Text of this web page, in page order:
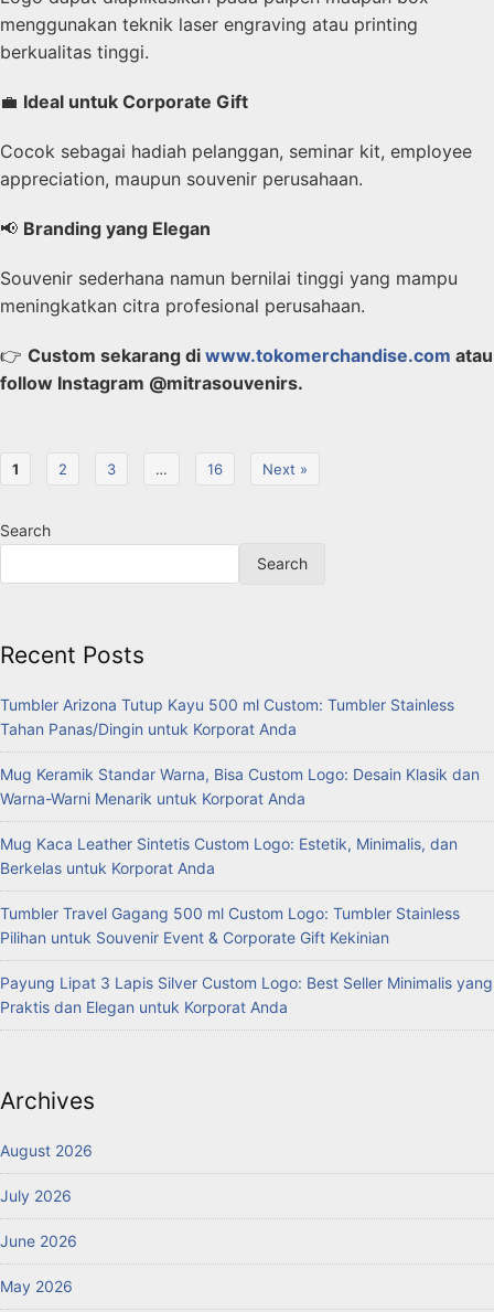
menggunakan teknik laser engraving atau printing
berkualitas tinggi.
💼 Ideal untuk Corporate Gift
Cocok sebagai hadiah pelanggan, seminar kit, employee
appreciation, maupun souvenir perusahaan.
📢 Branding yang Elegan
Souvenir sederhana namun bernilai tinggi yang mampu
meningkatkan citra profesional perusahaan.
👉 Custom sekarang di www.tokomerchandise.com atau
follow Instagram @mitrasouvenirs.
1 2 3 … 16 Next »
Search
Search
Recent Posts
Tumbler Arizona Tutup Kayu 500 ml Custom: Tumbler Stainless
Tahan Panas/Dingin untuk Korporat Anda
Mug Keramik Standar Warna, Bisa Custom Logo: Desain Klasik dan
Warna-Warni Menarik untuk Korporat Anda
Mug Kaca Leather Sintetis Custom Logo: Estetik, Minimalis, dan
Berkelas untuk Korporat Anda
Tumbler Travel Gagang 500 ml Custom Logo: Tumbler Stainless
Pilihan untuk Souvenir Event & Corporate Gift Kekinian
Payung Lipat 3 Lapis Silver Custom Logo: Best Seller Minimalis yang
Praktis dan Elegan untuk Korporat Anda
Archives
August 2026
July 2026
June 2026
May 2026